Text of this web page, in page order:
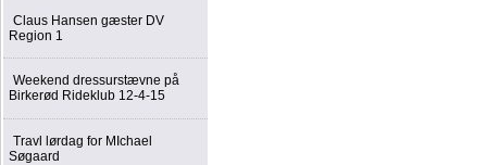
Claus Hansen gæster DV
Region 1
Weekend dressurstævne på
Birkerød Rideklub 12-4-15
Travl lørdag for MIchael
Søgaard